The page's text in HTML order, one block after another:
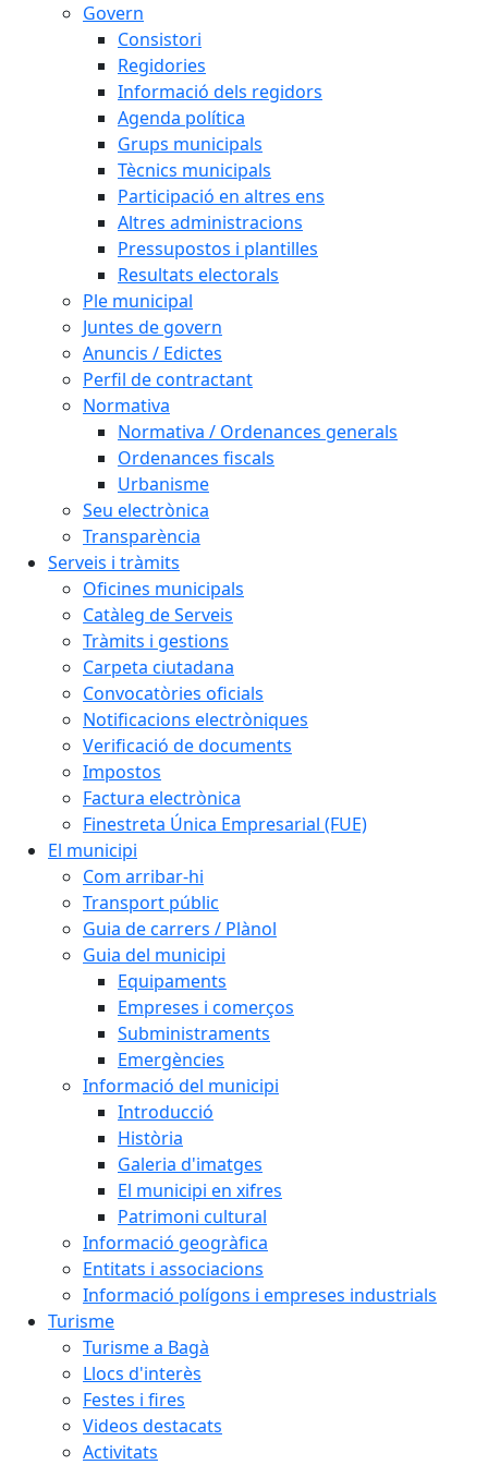
Govern
Consistori
Regidories
Informació dels regidors
Agenda política
Grups municipals
Tècnics municipals
Participació en altres ens
Altres administracions
Pressupostos i plantilles
Resultats electorals
Ple municipal
Juntes de govern
Anuncis / Edictes
Perfil de contractant
Normativa
Normativa / Ordenances generals
Ordenances fiscals
Urbanisme
Seu electrònica
Transparència
Serveis i tràmits
Oficines municipals
Catàleg de Serveis
Tràmits i gestions
Carpeta ciutadana
Convocatòries oficials
Notificacions electròniques
Verificació de documents
Impostos
Factura electrònica
Finestreta Única Empresarial (FUE)
El municipi
Com arribar-hi
Transport públic
Guia de carrers / Plànol
Guia del municipi
Equipaments
Empreses i comerços
Subministraments
Emergències
Informació del municipi
Introducció
Història
Galeria d'imatges
El municipi en xifres
Patrimoni cultural
Informació geogràfica
Entitats i associacions
Informació polígons i empreses industrials
Turisme
Turisme a Bagà
Llocs d'interès
Festes i fires
Videos destacats
Activitats